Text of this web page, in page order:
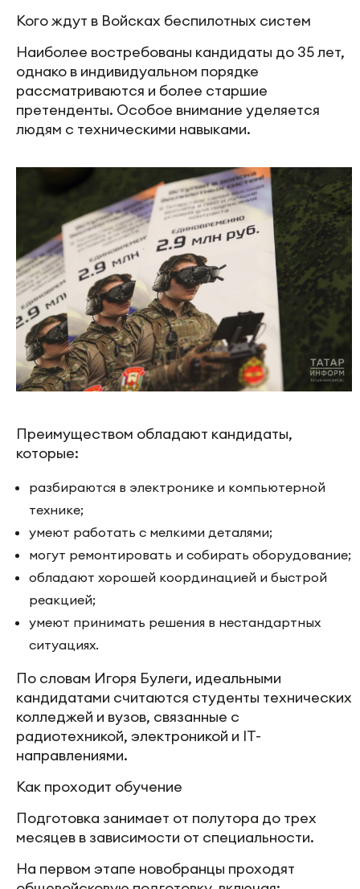
Кого ждут в Войсках беспилотных систем
Наиболее востребованы кандидаты до 35 лет,
однако в индивидуальном порядке
рассматриваются и более старшие
претенденты. Особое внимание уделяется
людям с техническими навыками.
Преимуществом обладают кандидаты,
которые:
разбираются в электронике и компьютерной
технике;
умеют работать с мелкими деталями;
могут ремонтировать и собирать оборудование;
обладают хорошей координацией и быстрой
реакцией;
умеют принимать решения в нестандартных
ситуациях.
По словам Игоря Булеги, идеальными
кандидатами считаются студенты технических
колледжей и вузов, связанные с
радиотехникой, электроникой и IT-
направлениями.
Как проходит обучение
Подготовка занимает от полутора до трех
месяцев в зависимости от специальности.
На первом этапе новобранцы проходят